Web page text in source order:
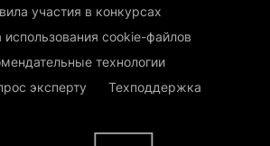
участия в конкурсах
использования cookie-файлов
технологии
эксперту
Техподдержка